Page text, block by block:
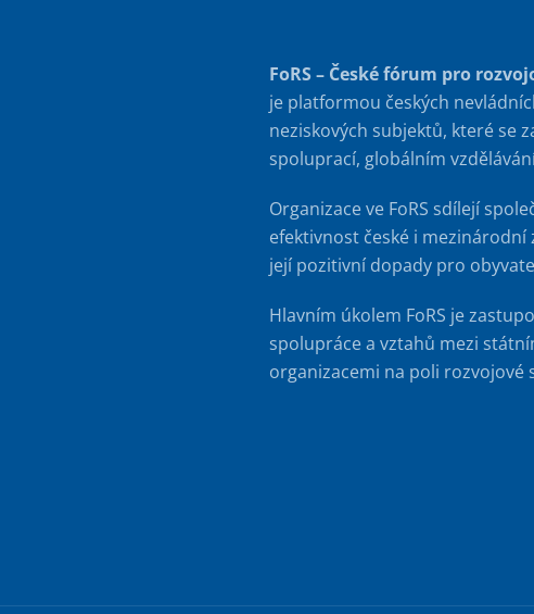
FoRS – České fórum pro
je platformou českých
neziskových subjektů, které se
spoluprací, globálním
Organizace ve FoRS sdílejí
efektivnost české i
její pozitivní dopady pro
Hlavním úkolem FoRS je
spolupráce a vztahů mezi
organizacemi na poli rozvojové